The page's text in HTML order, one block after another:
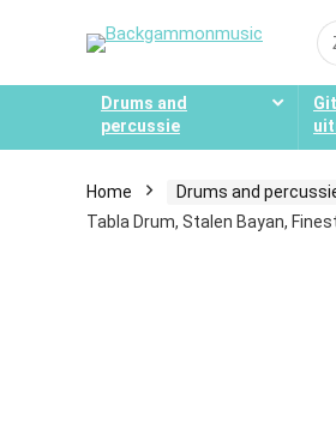
Drums and
percussie
Home Drums and
Tabla Drum, Stalen Bayan,